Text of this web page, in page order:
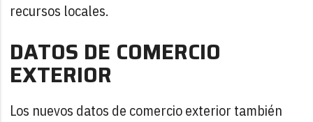
recursos locales.
DATOS DE COMERCIO
EXTERIOR
Los nuevos datos de comercio exterior también